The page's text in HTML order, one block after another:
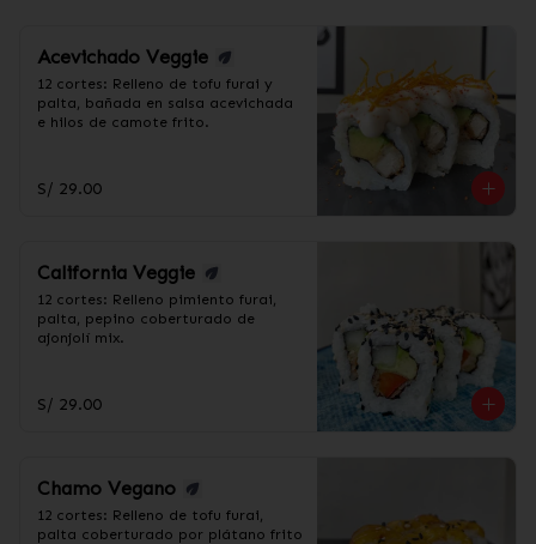
Acevichado Veggie
12 cortes: Relleno de tofu furai y
palta, bañada en salsa acevichada
e hilos de camote frito.
S/ 29.00
California Veggie
12 cortes: Relleno pimiento furai,
palta, pepino coberturado de
ajonjolí mix.
S/ 29.00
Chamo Vegano
12 cortes: Relleno de tofu furai,
palta coberturado por plátano frito